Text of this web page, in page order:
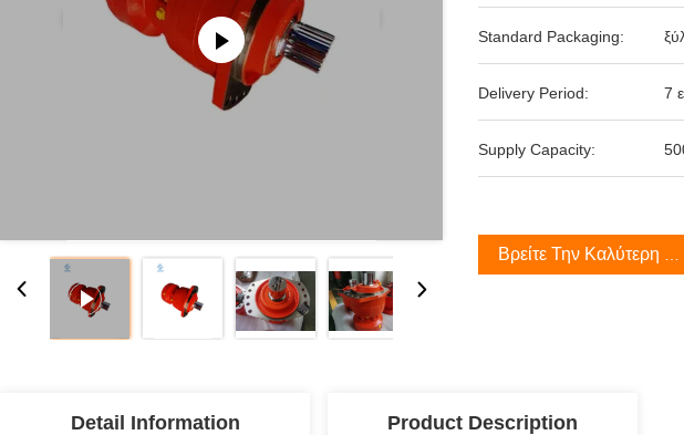
Standard Packaging:
Delivery Period: 7
Supply Capacity:
Βρείτε Την Καλύτερη
Detail Information Product Description